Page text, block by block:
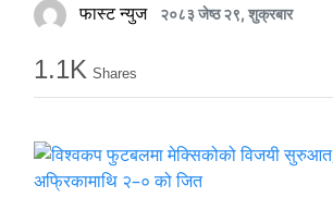
फास्ट न्युज २०८३ जेष्ठ २९, शुक्रबार
1.1K Shares